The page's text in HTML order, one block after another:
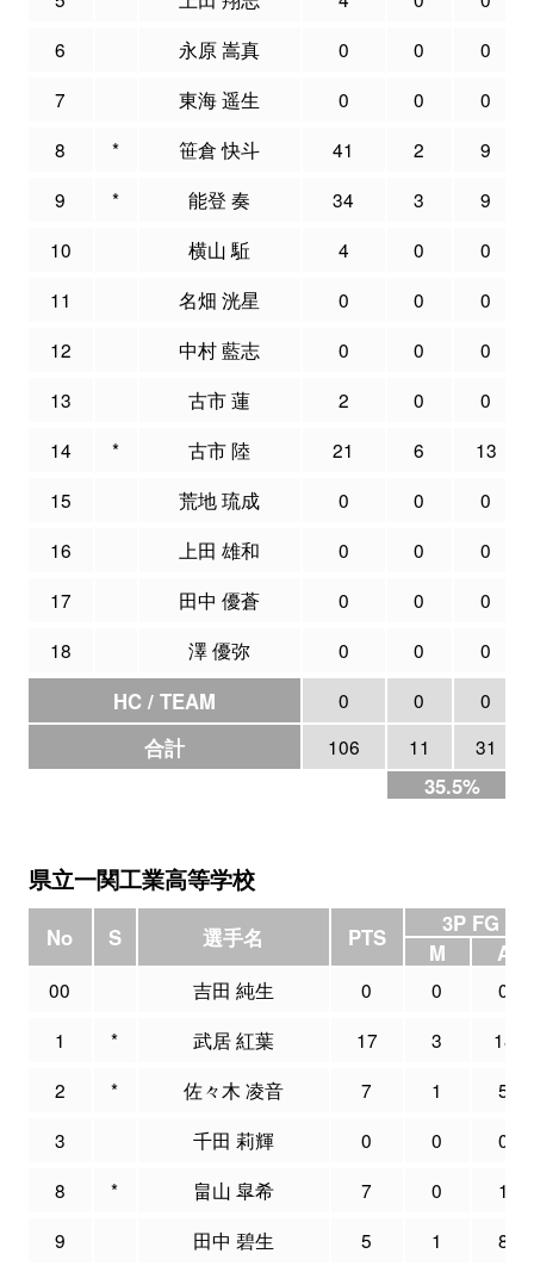
6
永原 嵩真 0 0
0
7
東海 遥生 0 0
0
8
* 笹倉 快斗 41 2
9
9
* 能登 奏 34 3
9
10
横山 駈 4 0
0
11
名畑 洸星 0 0
0
12
中村 藍志 0 0
0
13
古市 蓮 2 0
0
14
* 古市 陸 21 6
13
15
荒地 琉成 0 0
0
16
上田 雄和 0 0
0
17
田中 優蒼 0 0
0
18
澤 優弥 0 0 0
HC / TEAM 0 0 0
合計 106 11 31
35.5%
県立一関工業高等学校
No S 選手名 PTS
3P FG
M
A
00 吉田 純生 0 0
0
1
* 武居 紅葉 17 3
18
2
* 佐々木 凌音 7 1
5
3
千田 莉輝 0 0
0
8
* 畠山 皐希 7 0
1
9
田中 碧生 5 1 8